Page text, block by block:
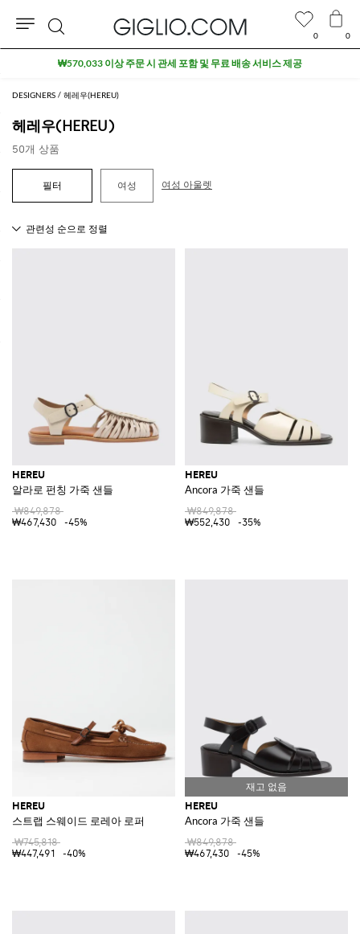
DESIGNERS 헤레우(HEREU)
헤레우(HEREU)
50개 상품
여성 여성 아울렛
HEREU
알라로 펀칭 가죽 샌들
₩849,878
₩467,430
-45%
HEREU
Ancora 가죽 샌들
₩849,878
₩552,430
-35%
HEREU
스트랩 스웨이드 로레아 로퍼
₩745,818
₩447,491
-40%
HEREU
Ancora 가죽 샌들
₩849,878
₩467,430
-45%
0 0
검
색
₩570,033 이상 주문 시 관세 포함 및 무료 배송 서비스 제공